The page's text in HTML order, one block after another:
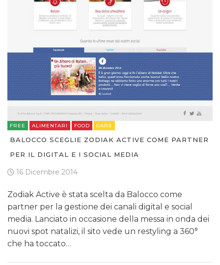
FREE ALIMENTARI FOOD GARE
BALOCCO SCEGLIE ZODIAK ACTIVE COME PARTNER
PER IL DIGITAL E I SOCIAL MEDIA
16 Dicembre 2014
Zodiak Active è stata scelta da Balocco come
partner per la gestione dei canali digital e social
media. Lanciato in occasione della messa in onda dei
nuovi spot natalizi, il sito vede un restyling a 360°
che ha toccato…